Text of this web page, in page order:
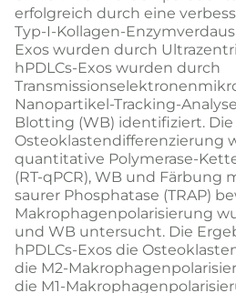
erfolgreich durch eine
Typ-I-Kollagen-
Exos wurden durch
hPDLCs-Exos wurden durch
Nanopartikel-Tracking-
Blotting (WB) identifiziert. Die
Osteoklastendifferenzierung
quantitative Polymerase-
(RT-qPCR), WB und Färbung
saurer Phosphatase (TRAP)
Makrophagenpolarisierung
und WB untersucht. Die
hPDLCs-Exos die
die M2-
die M1-